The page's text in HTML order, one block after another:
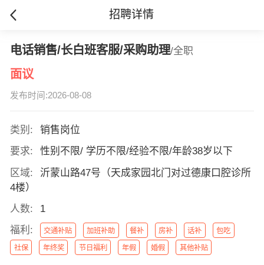
招聘详情
电话销售/长白班客服/采购助理/全职
面议
发布时间:2026-08-08
类别:
销售岗位
要求:
性别不限/ 学历不限/经验不限/年龄38岁以下
区域:
沂蒙山路47号（天成家园北门对过德康口腔诊所
4楼）
人数:
1
福利:
交通补贴 加班补助 餐补 房补 话补 包吃
社保 年终奖 节日福利 年假 婚假 其他补贴